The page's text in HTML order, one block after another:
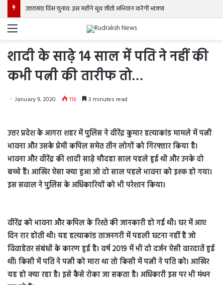
उत्तराखंड विस चुनाव: इस महीने बूथ जीतो अभियान करेगी भाजपा
Menu
शादी के साढ़े 14 साल में पति ने नहीं की
कभी पत्नी की तारीफ तो…
January 9, 2020 116 3 minutes read
उत्तर प्रदेश के आगरा शहर में पुलिस ने वीरेंद्र कुमार हत्याकांड मामले में पत्नी
भावना और उसके प्रेमी कपिल समेत तीन लोगों को गिरफ्तार किया है।
भावना और वीरेंद्र की शादी साढ़े चौदहा साल पहले हुई थी और उनके दो
बच्चे हैं। आखिर ऐसा क्या हुआ जो दो साल पहले भावना को इश्क हो गया।
इस सवाल ने पुलिस के अधिकारियों को भी परेशान किया।
वीरेंद्र को भावना और कपिल के रिश्ते की जानकारी हो गई थी। घर में आए
दिन रार होती थी। यह हत्याकांड ताजनगरी में पहली घटना नहीं है जो
विवाहेतर संबंधों के कारण हुई है। वर्ष 2019 में भी दो दर्जन ऐसी वारदातें हुई
थीं। किसी में पति ने पत्नी को मारा था तो किसी में पत्नी ने पति को। आखिर
यह हो क्या रहा है। इसे कैसे रोका जा सकता है। अधिकारी इस पर भी मंथन